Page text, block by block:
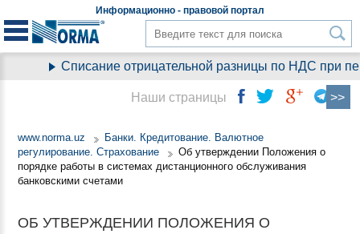
Информационно - правовой портал
Списание отрицательной разницы по НДС при
www.norma.uz
Банки. Кредитование. Валютное
регулирование. Страхование
Об утверждении Положения о
порядке работы в системах дистанционного обслуживания
банковскими счетами
ОБ УТВЕРЖДЕНИИ ПОЛОЖЕНИЯ О
Наши страницы